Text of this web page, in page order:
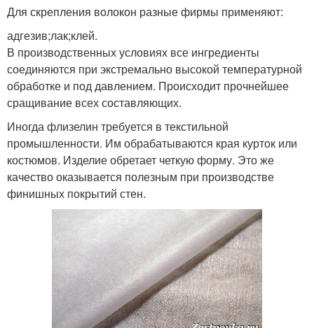
Для скрепления волокон разные фирмы применяют:
адгезив;лак;клей.
В производственных условиях все ингредиенты
соединяются при экстремально высокой температурной
обработке и под давлением. Происходит прочнейшее
сращивание всех составляющих.
Иногда флизелин требуется в текстильной
промышленности. Им обрабатываются края курток или
костюмов. Изделие обретает четкую форму. Это же
качество оказывается полезным при производстве
финишных покрытий стен.